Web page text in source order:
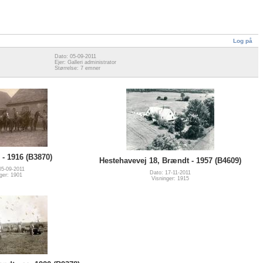
Log på
Dato: 05-09-2011
Ejer: Galleri administrator
Størrelse: 7 emner
1916 (B3870)
09-2011
1901
Hestehavevej 18, Brændt - 1957 (B4609)
Dato: 17-11-2011
Visninger: 1915